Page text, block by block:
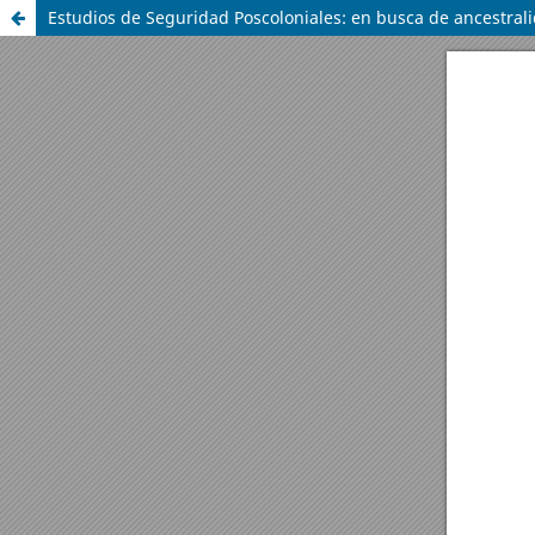
Estudios de Seguridad Poscoloniales: en busca de